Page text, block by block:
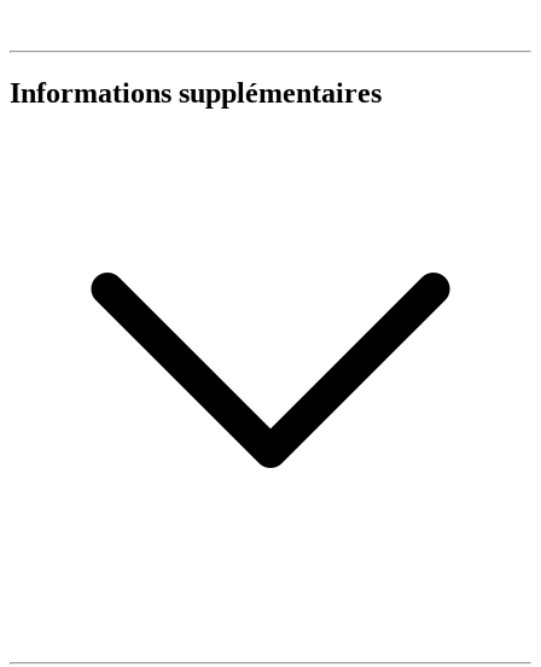
Informations supplémentaires